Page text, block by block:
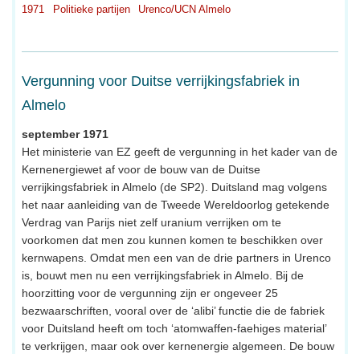
1971
Politieke partijen Urenco/UCN Almelo
Vergunning voor Duitse verrijkingsfabriek in
Almelo
september 1971
Het ministerie van EZ geeft de vergunning in het kader van de
Kernenergiewet af voor de bouw van de Duitse
verrijkingsfabriek in Almelo (de SP2). Duitsland mag volgens
het naar aanleiding van de Tweede Wereldoorlog getekende
Verdrag van Parijs niet zelf uranium verrijken om te
voorkomen dat men zou kunnen komen te beschikken over
kernwapens. Omdat men een van de drie partners in Urenco
is, bouwt men nu een verrijkingsfabriek in Almelo. Bij de
hoorzitting voor de vergunning zijn er ongeveer 25
bezwaarschriften, vooral over de ‘alibi’ functie die de fabriek
voor Duitsland heeft om toch ‘atomwaffen-faehiges material’
te verkrijgen, maar ook over kernenergie algemeen. De bouw